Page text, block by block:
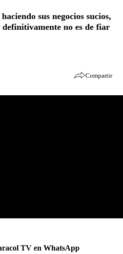
sus negocios sucios,
no es de fiar
Compartir
TV en WhatsApp